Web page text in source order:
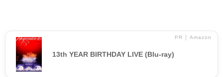
PR │ Amazon
13th YEAR BIRTHDAY LIVE (Blu-ray)